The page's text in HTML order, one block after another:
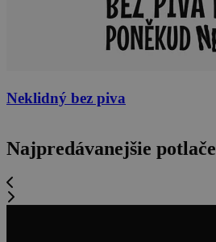
Neklidný bez piva
Najpredávanejšie potlače